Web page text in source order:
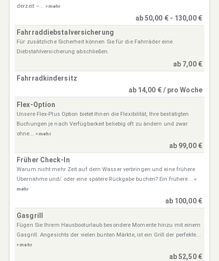
derzeit –... » mehr
ab 50,00 € - 130,00 €
Fahrraddiebstalversicherung
Für zusätzliche Sicherheit können Sie für die Fahrräder eine
Diebstahlversicherung abschließen.
ab 7,00 €
Fahrradkindersitz
ab 14,00 € / pro Woche
Flex-Option
Unsere Flex-Plus Option bietet Ihnen die Flexibilität, Ihre bestätigten
Buchungen je nach Verfügbarkeit beliebig oft zu ändern und zwar
ohne...
» mehr
ab 99,00 €
Früher Check-In
Warum nicht mehr Zeit auf dem Wasser verbringen und eine frühere
Übernahme und/ oder eine spätere Rückgabe buchen? Ein frühere... »
mehr
ab 100,00 €
Gasgrill
Fügen Sie Ihrem Hausbooturlaub besondere Momente hinzu mit einem
Gasgrill. Angesichts der vielen bunten Märkte, ist ein Grill der perfekte...
» mehr
ab 52,50 €